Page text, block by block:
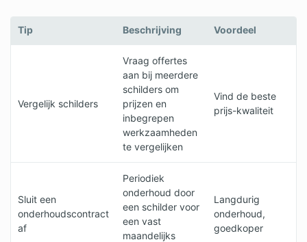
Tip Beschrijving Voordeel
Vergelijk schilders
Vraag offertes
aan bij meerdere
schilders om
prijzen en
inbegrepen
werkzaamheden
te vergelijken
Vind de beste
prijs-kwaliteit
Sluit een
onderhoudscontract
af
Periodiek
onderhoud door
een schilder voor
een vast
maandelijks
Langdurig
onderhoud,
goedkoper